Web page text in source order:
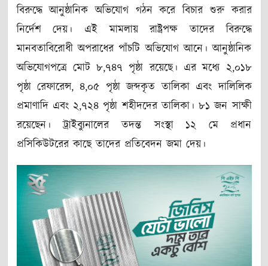
বিরুদ্ধে আনুষ্ঠানিক অভিযোগ গঠন করে বিচার শুরু করার
নির্দেশ দেয়। এই মামলায় রাষ্ট্রপক্ষ তাদের বিরুদ্ধে
মানবতাবিরোধী অপরাধের পাঁচটি অভিযোগ আনে। আনুষ্ঠানিক
অভিযোগপত্রে মোট ৮,৭৪৭ পৃষ্ঠা রয়েছে। এর মধ্যে ২,০১৮
পৃষ্ঠা রেফারেন্স, ৪,০৫ পৃষ্ঠা জব্দকৃত তালিকা এবং দালিলিক
প্রমাণাদি এবং ২,৭২৪ পৃষ্ঠা শহীদদের তালিকা। ৮১ জন সাক্ষী
রয়েছেন। ট্রাইব্যুনালের তদন্ত সংস্থা ১২ মে প্রধান
প্রসিকিউটরের কাছে তাদের প্রতিবেদন জমা দেয়।